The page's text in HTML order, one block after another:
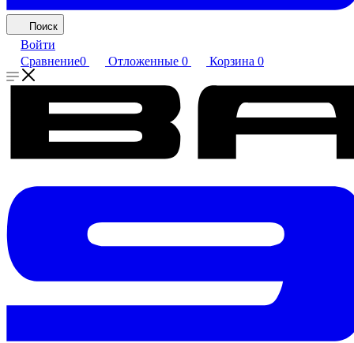
Поиск
Войти
Сравнение0 Отложенные 0 Корзина 0